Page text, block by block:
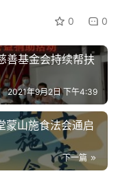
0 0
善基金会持续帮扶
2021年9月2日 下午4:39
蒙山施食法会通启
下一篇